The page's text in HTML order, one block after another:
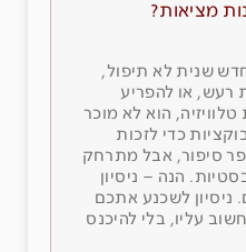
מציאות?
שנית לא תיפול,
רעש, או להפריע
הוא לא מוכר
כדי לזכות
סיפור, אבל מתרחק
הנה – ניסיון
ניסיון לשכנע אתכם
עליו, בלי להיכנס